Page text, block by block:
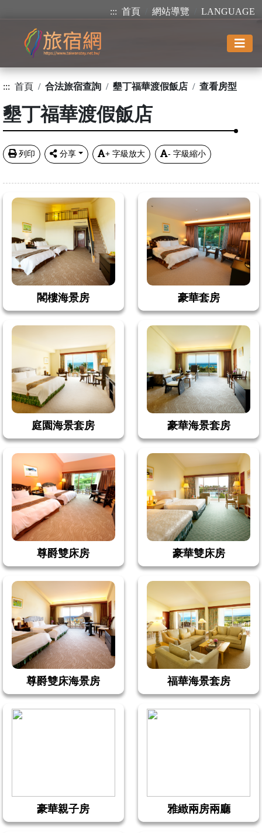
::: 首頁 網站導覽 LANGUAGE
::: 首頁 合法旅宿查詢 墾丁福華渡假飯店 查看房型
墾丁福華渡假飯店
列印 分享 + 字級放大 - 字級縮小
閣樓海景房 豪華套房
庭園海景套房 豪華海景套房
尊爵雙床房 豪華雙床房
尊爵雙床海景房 福華海景套房
豪華親子房 雅緻兩房兩廳